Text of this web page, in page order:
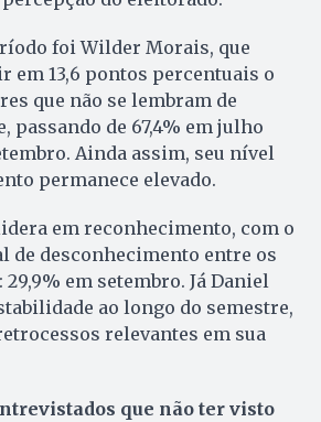
foi Wilder Morais, que
em 13,6 pontos percentuais o
que não se lembram de
passando de 67,4% em julho
Ainda assim, seu nível
permanece elevado.
em reconhecimento, com o
de desconhecimento entre os
em setembro. Já Daniel
ao longo do semestre,
relevantes em sua
que não ter visto